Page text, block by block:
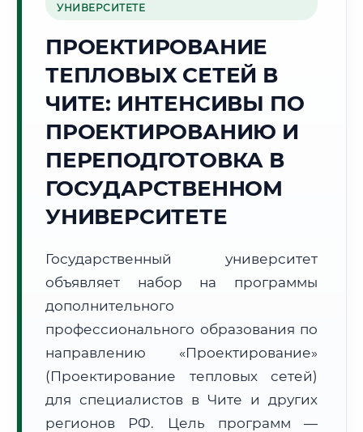
🏔️
Г. ЧИТА
02:15:57
2026 г.
Погода в г. Чита: +16°C ,Пасмурно
🌅 Восход:05:56
📍 Региональная справка
Субъект:
Тел. код:
+7 (3022)
Почтовые индексы:
672000–672999
Часовой пояс:
МСК+6 (UTC+9)
УНИВЕРСИТЕТЕ
ПРОЕКТИРОВАНИЕ
ТЕПЛОВЫХ СЕТЕЙ В
ЧИТЕ: ИНТЕНСИВЫ ПО
ПРОЕКТИРОВАНИЮ И
ПЕРЕПОДГОТОВКА В
ГОСУДАРСТВЕННОМ
УНИВЕРСИТЕТЕ
Государственный университет
объявляет набор на программы
дополнительного
профессионального образования по
направлению «Проектирование»
(Проектирование тепловых сетей)
для специалистов в Чите и других
регионов РФ. Цель программ —